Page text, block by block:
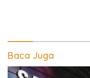
Baca Juga